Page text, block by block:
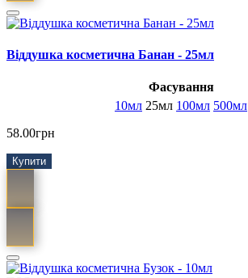
Віддушка косметична Банан - 25мл
Фасування
10мл 25мл 100мл 500мл
58.00грн
Купити